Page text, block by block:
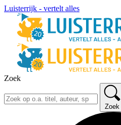
Luisterrijk - vertelt alles
Zoek
Zoek